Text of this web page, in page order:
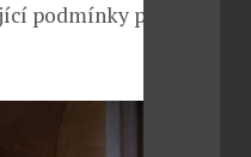
podmínky pro